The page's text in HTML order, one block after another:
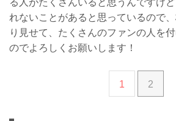
れないことがあると思っているので
り見せて、たくさんのファンの人を
のでよろしくお願いします！
1 2